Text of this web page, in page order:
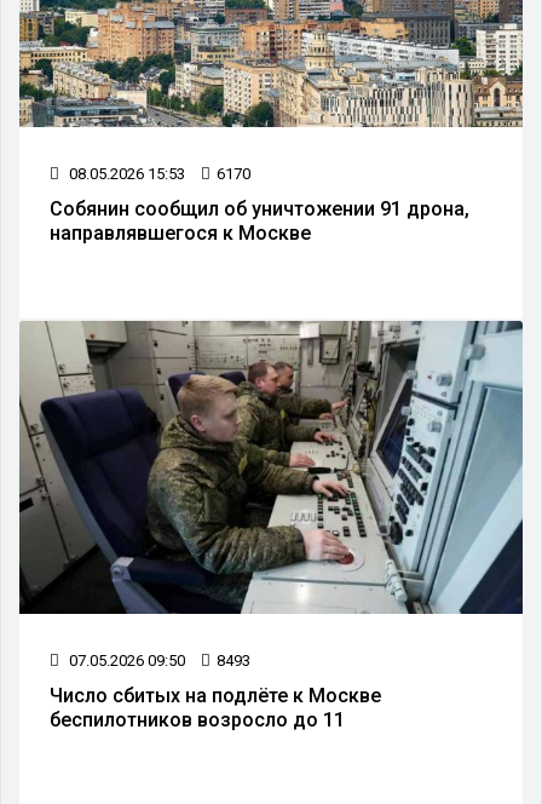
08.05.2026 15:53 6170
Собянин сообщил об уничтожении 91 дрона,
направлявшегося к Москве
07.05.2026 09:50 8493
Число сбитых на подлёте к Москве
беспилотников возросло до 11